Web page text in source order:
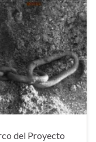
del Proyecto